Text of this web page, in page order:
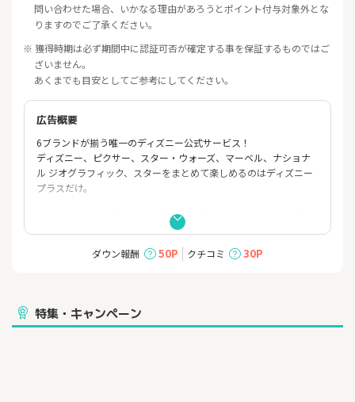
問い合わせた場合、いかなる理由があろうとポイント付与対象外とな
りますのでご了承ください。
※ 獲得時期は必ず期間中に認証可否が確定する事を保証するものではご
ざいません。
あくまでも目安としてご参考にしてください。
広告概要
6ブランドが揃う唯一のディズニー公式サービス！
ディズニー、ピクサー、スター・ウォーズ、マーベル、ナショナ
ル ジオグラフィック、スターをまとめて楽しめるのはディズニー
プラスだけ。
新作を含む映画・動画を高画質、高音質でマルチデバイスで見放
題！
豊富な映画やテレビシリーズなどをいつでもどこでも誰でも楽し
★テレビ、スマホ、タブレット、PCなど最大4台までご登録が可
能
ダウン報酬 50P クチコミ 30P
特集・キャンペーン